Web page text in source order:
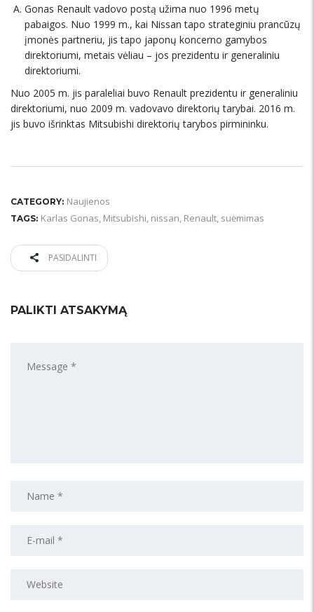
Gonas Renault vadovo postą užima nuo 1996 metų
pabaigos. Nuo 1999 m., kai Nissan tapo strateginiu prancūzų
įmonės partneriu, jis tapo japonų koncerno gamybos
direktoriumi, metais vėliau – jos prezidentu ir generaliniu
direktoriumi.
Nuo 2005 m. jis paraleliai buvo Renault prezidentu ir generaliniu
direktoriumi, nuo 2009 m. vadovavo direktorių tarybai. 2016 m.
jis buvo išrinktas Mitsubishi direktorių tarybos pirmininku.
CATEGORY: Naujienos
TAGS: Karlas Gonas, Mitsubishi, nissan, Renault, suėmimas
PASIDALINTI
PALIKTI ATSAKYMĄ